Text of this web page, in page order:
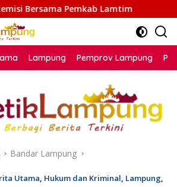
BBWS Mesuji Sekampung
Lampung Pemprov Lampung
Bandar Lampung
Utama, Hukum dan Kriminal, Lampung,